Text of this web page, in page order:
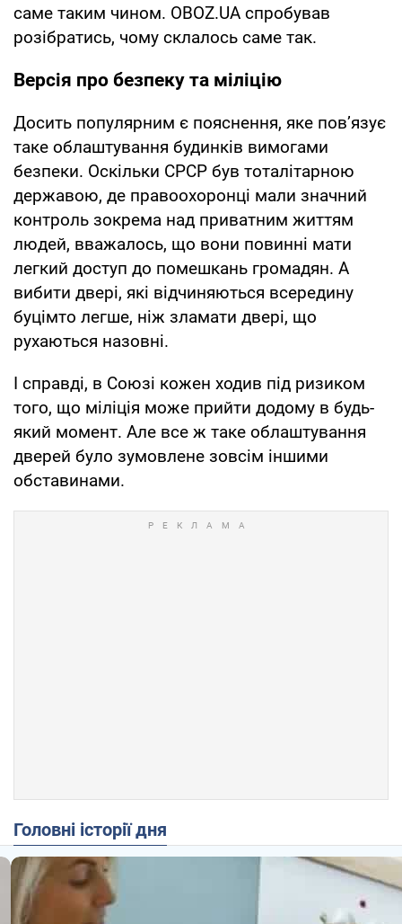
саме таким чином. OBOZ.UA спробував
розібратись, чому склалось саме так.
Версія про безпеку та міліцію
Досить популярним є пояснення, яке пов’язує
таке облаштування будинків вимогами
безпеки. Оскільки СРСР був тоталітарною
державою, де правоохоронці мали значний
контроль зокрема над приватним життям
людей, вважалось, що вони повинні мати
легкий доступ до помешкань громадян. А
вибити двері, які відчиняються всередину
буцімто легше, ніж зламати двері, що
рухаються назовні.
І справді, в Союзі кожен ходив під ризиком
того, що міліція може прийти додому в будь-
який момент. Але все ж таке облаштування
дверей було зумовлене зовсім іншими
обставинами.
Головні історії дня